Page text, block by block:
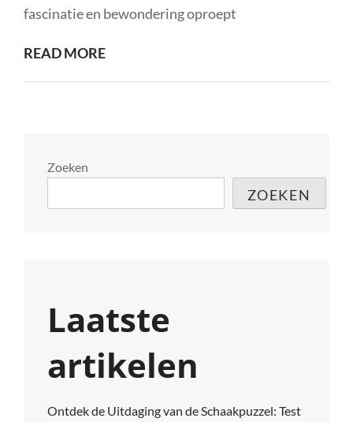
fascinatie en bewondering oproept
READ MOREONTDEK
TIJDLOOS
STRATEGIE
Zoeken
ZOEKEN
Laatste
artikelen
Ontdek de Uitdaging van de Schaakpuzzel: Test